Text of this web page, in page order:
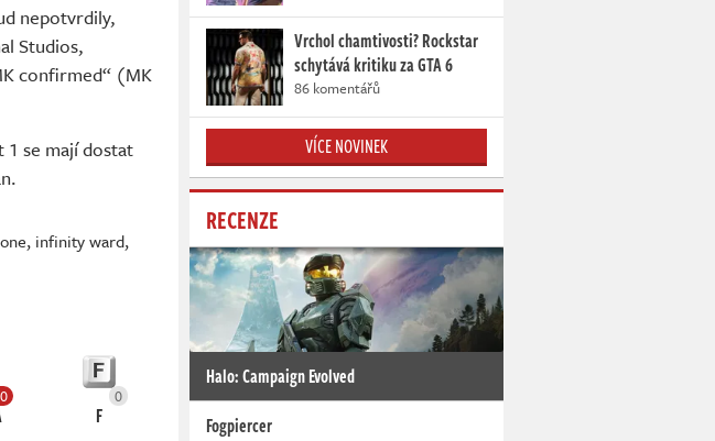
nepotvrdily,
Studios,
confirmed“ (MK
se mají dostat
, infinity ward,
0
F
Vrchol chamtivosti? Rockstar
schytává kritiku za GTA 6
86 komentářů
VÍCE NOVINEK
RECENZE
Halo: Campaign Evolved
Fogpiercer